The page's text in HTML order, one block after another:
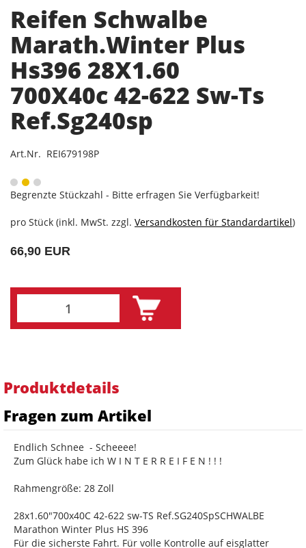
Reifen Schwalbe
Marath.Winter Plus
Hs396 28X1.60
700X40c 42-622 Sw-Ts
Ref.Sg240sp
Art.Nr. REI679198P
Begrenzte Stückzahl - Bitte erfragen Sie Verfügbarkeit!
pro Stück (inkl. MwSt. zzgl. Versandkosten für Standardartikel)
66,90 EUR
Produktdetails
Fragen zum Artikel
Endlich Schnee - Scheeee!
Zum Glück habe ich W I N T E R R E I F E N ! ! !
Rahmengröße: 28 Zoll
28x1.60"700x40C 42-622 sw-TS Ref.SG240SpSCHWALBE
Marathon Winter Plus HS 396
Für die sicherste Fahrt. Für volle Kontrolle auf eisglatter